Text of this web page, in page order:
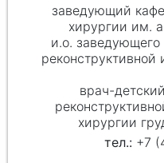
заведующий
хирургии им.
и.о. заведующего
реконструктивной
врач-
хирургии
+7